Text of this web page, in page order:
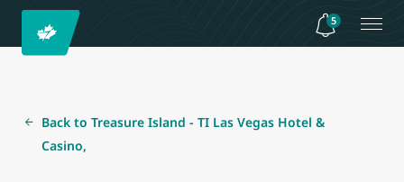
5
Back to Treasure Island - TI Las Vegas Hotel &
Casino,